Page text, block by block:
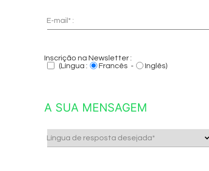
E-mail* :
Inscrição na Newsletter :
(Língua :
Francês - Inglês)
A SUA MENSAGEM
Língua de resposta desejada*